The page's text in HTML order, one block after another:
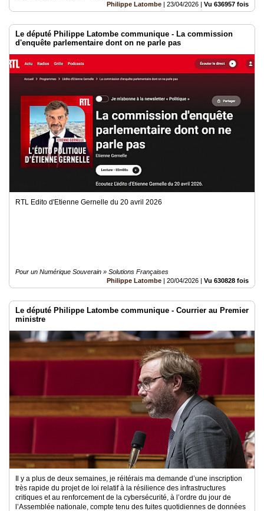
Philippe Latombe | 23/04/2026 | Vu 636957 fois
Le député Philippe Latombe communique - La commission
d'enquête parlementaire dont on ne parle pas
RTL Edito d'Etienne Gernelle du 20 avril 2026
Pour un Numérique Souverain » Solutions Françaises
Philippe Latombe | 20/04/2026 | Vu 630828 fois
Le député Philippe Latombe communique - Courrier au Premier
ministre
Il y a plus de deux semaines, je réitérais ma demande d’une inscription
très rapide du projet de loi relatif à la résilience des infrastructures
critiques et au renforcement de la cybersécurité, à l’ordre du jour de
l’Assemblée nationale, compte tenu des fuites quotidiennes de données